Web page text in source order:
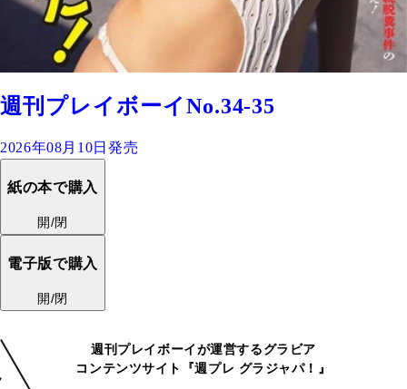
週刊プレイボーイNo.34-35
2026年08月10日発売
紙の本で購入
開/閉
電子版で購入
開/閉
週刊プレイボーイが運営するグラビア
コンテンツサイト『週プレ グラジャパ！』